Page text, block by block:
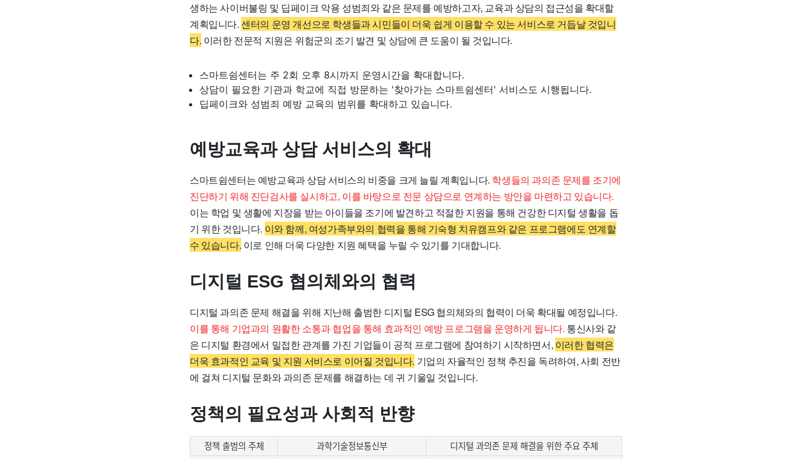
생하는 사이버불링 및 딥페이크 악용 성범죄와 같은 문제를 예방하고자, 교육과 상담의 접근성을 확대할
계획입니다.센터의 운영 개선으로 학생들과 시민들이 더욱 쉽게 이용할 수 있는 서비스로 거듭날 것입니
다. 이러한 전문적 지원은 위험군의 조기 발견 및 상담에 큰 도움이 될 것입니다.
스마트쉼센터는 주 2회 오후 8시까지 운영시간을 확대합니다.
상담이 필요한 기관과 학교에 직접 방문하는 '찾아가는 스마트쉼센터' 서비스도 시행됩니다.
딥페이크와 성범죄 예방 교육의 범위를 확대하고 있습니다.
예방교육과 상담 서비스의 확대
스마트쉼센터는 예방교육과 상담 서비스의 비중을 크게 늘릴 계획입니다. 학생들의 과의존 문제를 조기에
진단하기 위해 진단검사를 실시하고, 이를 바탕으로 전문 상담으로 연계하는 방안을 마련하고 있습니다.
이는 학업 및 생활에 지장을 받는 아이들을 조기에 발견하고 적절한 지원을 통해 건강한 디지털 생활을 돕
기 위한 것입니다. 이와 함께, 여성가족부와의 협력을 통해 기숙형 치유캠프와 같은 프로그램에도 연계할
수 있습니다. 이로 인해 더욱 다양한 지원 혜택을 누릴 수 있기를 기대합니다.
디지털 ESG 협의체와의 협력
디지털 과의존 문제 해결을 위해 지난해 출범한 디지털 ESG 협의체와의 협력이 더욱 확대될 예정입니다.
이를 통해 기업과의 원활한 소통과 협업을 통해 효과적인 예방 프로그램을 운영하게 됩니다. 통신사와 같
은 디지털 환경에서 밀접한 관계를 가진 기업들이 공적 프로그램에 참여하기 시작하면서, 이러한 협력은
더욱 효과적인 교육 및 지원 서비스로 이어질 것입니다. 기업의 자율적인 정책 추진을 독려하여, 사회 전반
에 걸쳐 디지털 문화와 과의존 문제를 해결하는 데 귀 기울일 것입니다.
정책의 필요성과 사회적 반향
정책 출범의 주체 과학기술정보통신부
디지털 과의존 문제 해결을 위한 주요 주체